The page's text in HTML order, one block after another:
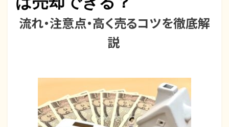
投稿者 maedahousing
投
稿
日:
2025年8月30日
流れ・注意点・高く売るコツを徹底解
説